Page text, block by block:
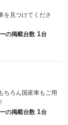
を見つけてくださ
の掲載台数 1台
ちろん国産車もご用
の掲載台数 1台